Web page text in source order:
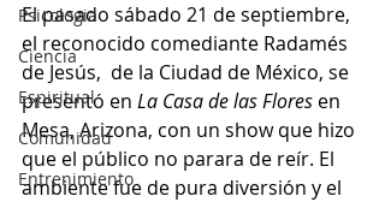
Psicologia
Ciencia
Espiritual
Comunidad
Entrenimiento
El pasado sábado 21 de septiembre,
el reconocido comediante Radamés
de Jesús,  de la Ciudad de México, se
presentó en La Casa de las Flores en
Mesa, Arizona, con un show que hizo
que el público no parara de reír. El
ambiente fue de pura diversión y el